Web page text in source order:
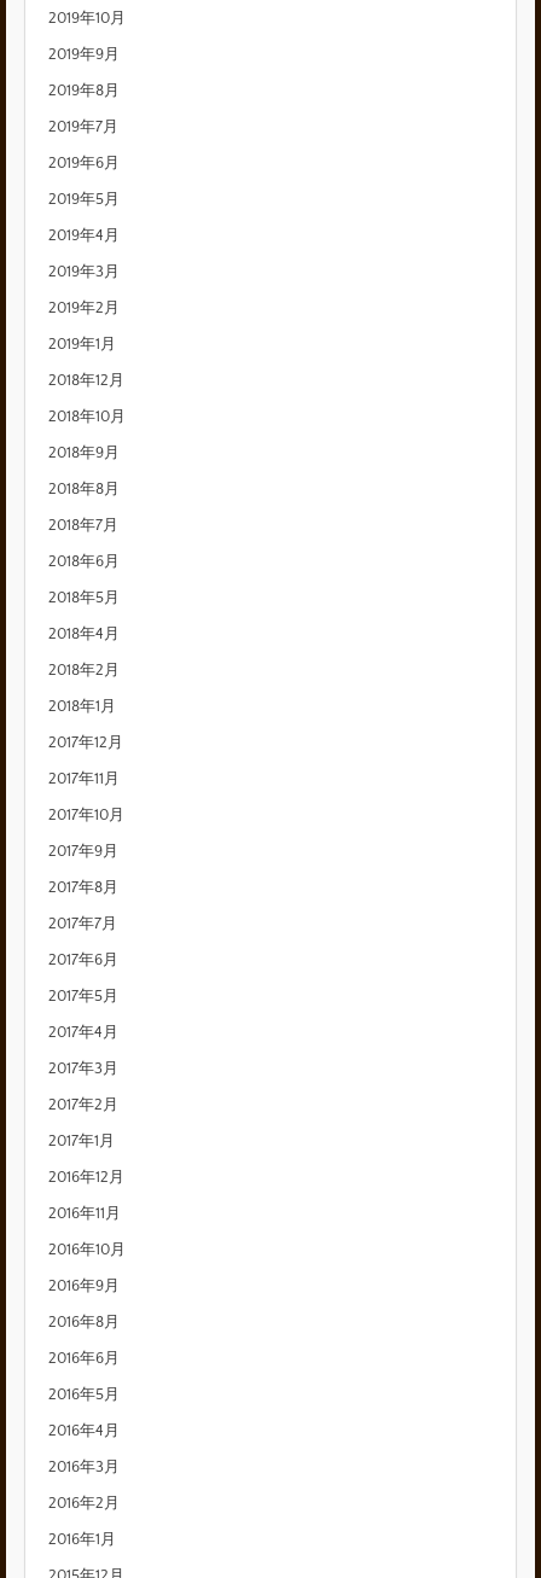
2019年10月
2019年9月
2019年8月
2019年7月
2019年6月
2019年5月
2019年4月
2019年3月
2019年2月
2019年1月
2018年12月
2018年10月
2018年9月
2018年8月
2018年7月
2018年6月
2018年5月
2018年4月
2018年2月
2018年1月
2017年12月
2017年11月
2017年10月
2017年9月
2017年8月
2017年7月
2017年6月
2017年5月
2017年4月
2017年3月
2017年2月
2017年1月
2016年12月
2016年11月
2016年10月
2016年9月
2016年8月
2016年6月
2016年5月
2016年4月
2016年3月
2016年2月
2016年1月